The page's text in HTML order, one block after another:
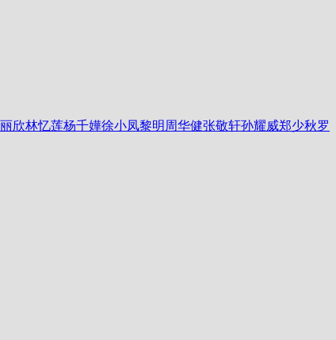
欣林忆莲杨千嬅徐小凤黎明 周华健张敬轩孙耀威郑少秋罗